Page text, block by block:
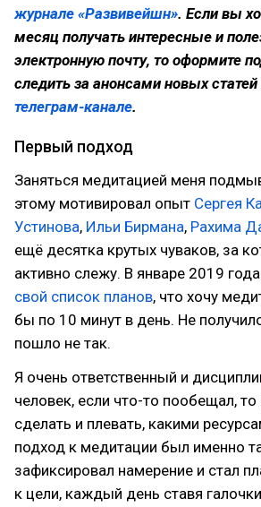
журнале «Развивейшн». Если вы
месяц получать интересные и
электронную почту, то оформите
следить за анонсами новых
телеграм-канале.
Первый подход
Заняться медитацией меня
этому мотивировал опыт Сергея
Устинова, Ильи Бирмана, Рахима
ещё десятка крутых чуваков, за
активно слежу. В январе 2019
свой список планов, что хочу
бы по 10 минут в день. Не
пошло не так.
Я очень ответственный и
человек, если что-то пообещал,
сделать и плевать, какими
подход к медитации был именно
зафиксировал намерение и стал
к цели, каждый день ставя